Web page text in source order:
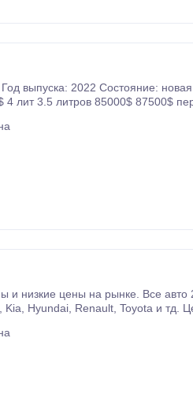
лит 3.5 литров 85000$ 87500$